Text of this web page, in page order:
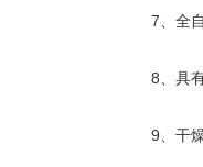
7、全自
8、具有
9、干燥